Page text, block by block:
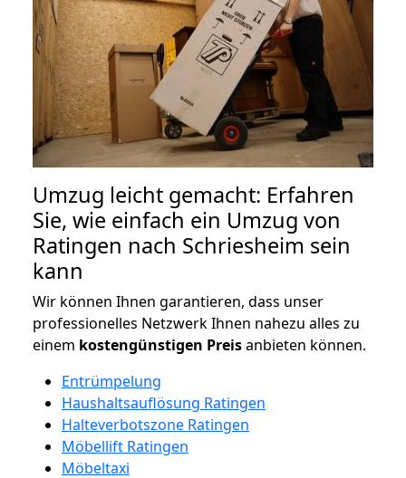
Umzug leicht gemacht: Erfahren
Sie, wie einfach ein Umzug von
Ratingen nach Schriesheim sein
kann
Wir können Ihnen garantieren, dass unser
professionelles Netzwerk Ihnen nahezu alles zu
einem kostengünstigen Preisanbieten können.
Entrümpelung
Haushaltsauflösung Ratingen
Halteverbotszone Ratingen
Möbellift Ratingen
Möbeltaxi